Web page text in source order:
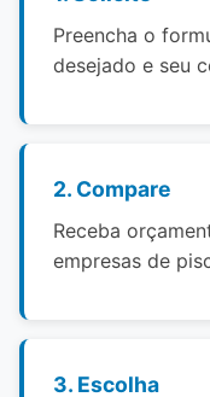
Preencha o
desejado e seu
2. Compare
Receba
empresas de
3. Escolha